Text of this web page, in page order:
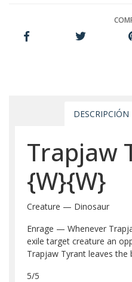
DESCRIPCIÓN
Trapjaw
{W}{W}
Creature — Dinosaur
Enrage — Whenever
exile target creature an
Trapjaw Tyrant leaves the
5/5